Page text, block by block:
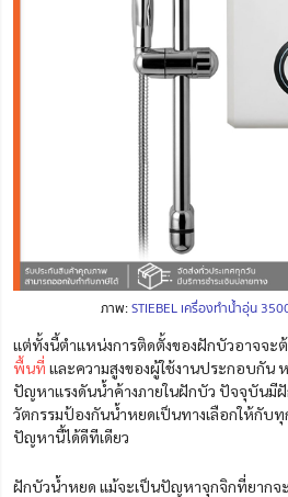
ภาพ:STIEBEL เครื่องทำน้ำอุ่น
แต่ทั้งนี้ตำแหน่งการติดตั้งของฝักบัวอาจจะต้
พื้นที่ และความสูงของผู้ใช้งานประกอบกัน
ปัญหาแรงดันน้ำค้างภายในฝักบัว ปัจจุบัน
วัตกรรมป้องกันน้ำหยดเป็นทางเลือกให้กับ
ปัญหานี้ได้ดีทีเดียว
ฝักบัวน้ำหยด แม้จะเป็นปัญหาจุกจิกที่ยากจ